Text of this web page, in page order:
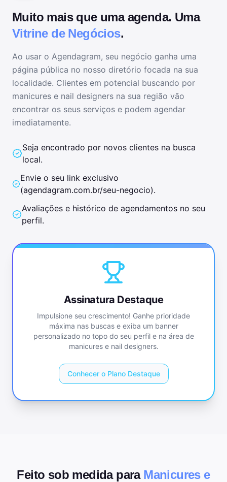
Muito mais que uma agenda. Uma
Vitrine de Negócios.
Ao usar o Agendagram, seu negócio ganha uma
página pública no nosso diretório focada na sua
localidade. Clientes em potencial buscando por
manicures e nail designers na sua região vão
encontrar os seus serviços e podem agendar
imediatamente.
Seja encontrado por novos clientes na busca
local.
Envie o seu link exclusivo
(agendagram.com.br/seu-negocio).
Avaliações e histórico de agendamentos no seu
perfil.
Assinatura Destaque
Impulsione seu crescimento! Ganhe prioridade
máxima nas buscas e exiba um banner
personalizado no topo do seu perfil e na área de
manicures e nail designers.
Conhecer o Plano Destaque
Feito sob medida para Manicures e